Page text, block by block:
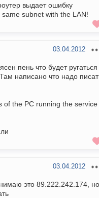
выдает ошибку
subnet with the LAN!
03.04.2012
пень что будет ругаться
написано что надо
of the PC running the service
03.04.2012
это 89.222.242.174, но